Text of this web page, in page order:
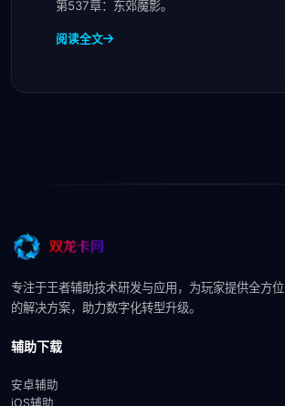
第537章：东郊魔影。
阅读全文
专注于王者辅助技术研发与应用，为玩家提供全方位
的解决方案，助力数字化转型升级。
辅助下载
安卓辅助
iOS辅助